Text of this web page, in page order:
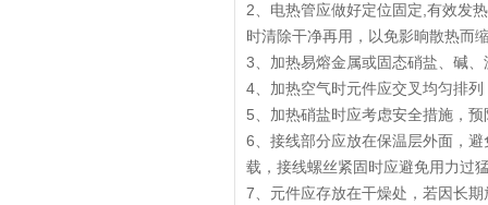
2、电热管应做好定位固定,有效发
时清除干净再用，以免影晌散热而
3、加热易熔金属或固态硝盐、碱
4、加热空气时元件应交叉均匀排
5、加热硝盐时应考虑安全措施，
6、接线部分应放在保温层外面，
载，接线螺丝紧固时应避免用力过
7、元件应存放在干燥处，若因长